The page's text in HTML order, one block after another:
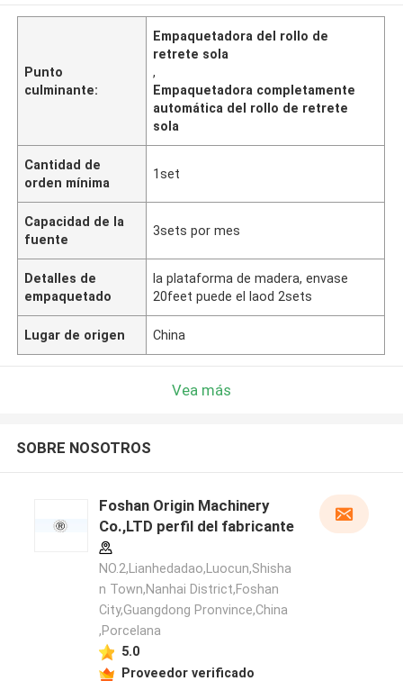
Punto
culminante:
Empaquetadora del rollo de
retrete sola
,
Empaquetadora completamente
automática del rollo de retrete
sola
Cantidad de
orden mínima
1set
Capacidad de la
fuente
3sets por mes
Detalles de
empaquetado
la plataforma de madera, envase
20feet puede el laod 2sets
Lugar de origen China
Vea más
SOBRE NOSOTROS
Foshan Origin Machinery
Co.,LTD perfil del fabricante
NO.2,Lianhedadao,Luocun,Shisha
n Town,Nanhai District,Foshan
City,Guangdong Pronvince,China
,Porcelana
5.0
Proveedor verificado